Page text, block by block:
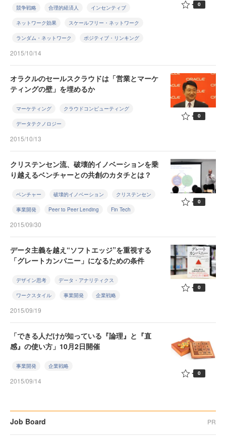
競争戦略 合理的経済人 インセンティブ
ネットワーク効果 スケールフリー・ネットワーク
ランダム・ネットワーク ポジティブ・リンキング
2015/10/14
0
オラクルのセールスクラウドは「営業とマーケ
ティングの壁」を埋めるか
マーケティング クラウドコンピューティング
データテクノロジー
2015/10/13
0
クリステンセン流、破壊的イノベーションを乗
り越えるベンチャーとの共創のカタチとは？
ベンチャー 破壊的イノベーション クリステンセン
事業開発 Peer to Peer Lending Fin Tech
2015/09/30
0
データ主義を越え“ソフトエッジ”を重視する
「グレートカンパニー」になるための条件
デザイン思考 データ・アナリティクス
ワークスタイル 事業開発 企業戦略
2015/09/19
0
「できる人だけが知っている『論理』と『直
感』の使い方」10月2日開催
事業開発 企業戦略
2015/09/14
0
Job Board PR